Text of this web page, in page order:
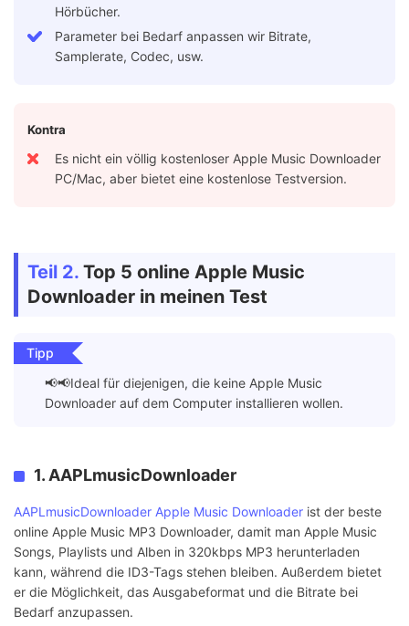
Hörbücher.
Parameter bei Bedarf anpassen wir Bitrate,
Samplerate, Codec, usw.
Kontra
Es nicht ein völlig kostenloser Apple Music Downloader
PC/Mac, aber bietet eine kostenlose Testversion.
Teil 2. Top 5 online Apple Music
Downloader in meinen Test
Tipp
📢📢Ideal für diejenigen, die keine Apple Music
Downloader auf dem Computer installieren wollen.
1. AAPLmusicDownloader
AAPLmusicDownloader Apple Music Downloader ist der beste
online Apple Music MP3 Downloader, damit man Apple Music
Songs, Playlists und Alben in 320kbps MP3 herunterladen
kann, während die ID3-Tags stehen bleiben. Außerdem bietet
er die Möglichkeit, das Ausgabeformat und die Bitrate bei
Bedarf anzupassen.